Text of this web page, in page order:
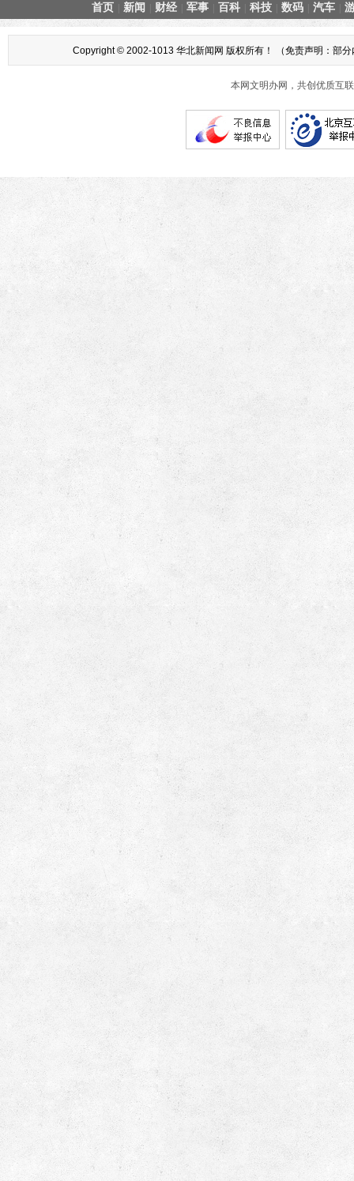
首页 新闻 财经 军事 百科 科技 数码 汽车
Copyright © 2002-1013 华北新闻网 版权所有！ （免责声明：部
本网文明办网，共创优质互